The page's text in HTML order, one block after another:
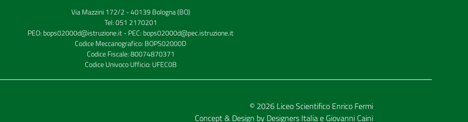
Via Mazzini 172/2 - 40139 Bologna (BO)
Tel:051 2170201
PEO: bops02000d@istruzione.it- PEC: bops02000d@pec.istruzione.it
Codice Meccanografico: BOPS02000D
Codice Fiscale: 80074870371
Codice Univoco Ufficio: UFEC0B
© 2026 Liceo Scientifico Enrico Fermi
Concept & Design by Designers Italiae Giovanni Caini